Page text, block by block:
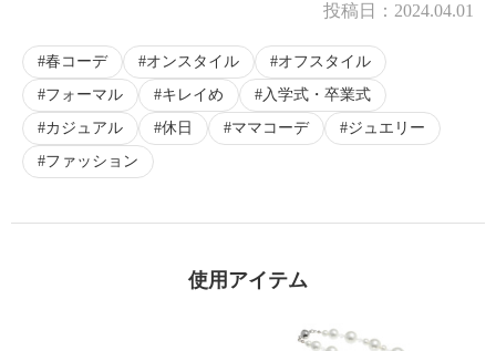
投稿日： 2024.04.01
春コーデ オンスタイル
オフスタイル
フォーマル
キレイめ
入学式・卒業式
カジュアル
休日 ママコーデ
ジュエリー
ファッション
使用アイテム